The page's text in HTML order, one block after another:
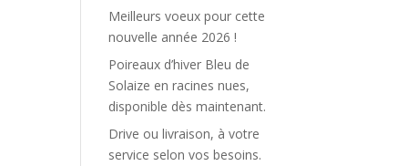
Meilleurs voeux pour cette
nouvelle année 2026 !
Poireaux d’hiver Bleu de
Solaize en racines nues,
disponible dès maintenant.
Drive ou livraison, à votre
service selon vos besoins.